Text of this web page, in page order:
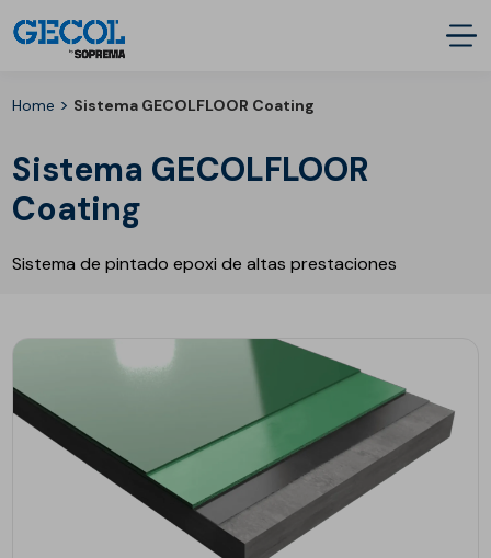
Home > Sistema GECOLFLOOR Coating
Sistema GECOLFLOOR
Coating
Sistema de pintado epoxi de altas prestaciones